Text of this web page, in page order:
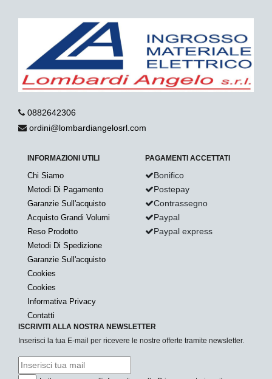
0882642306
ordini@lombardiangelosrl.com
INFORMAZIONI UTILI
Chi Siamo
Metodi Di Pagamento
Garanzie Sull'acquisto
Acquisto Grandi Volumi
Reso Prodotto
Metodi Di Spedizione
Garanzie Sull'acquisto
Cookies
Cookies
Informativa Privacy
Contatti
PAGAMENTI ACCETTATI
Bonifico
Postepay
Contrassegno
Paypal
Paypal express
ISCRIVITI ALLA NOSTRA NEWSLETTER
Inserisci la tua E-mail per ricevere le nostre offerte tramite newsletter.